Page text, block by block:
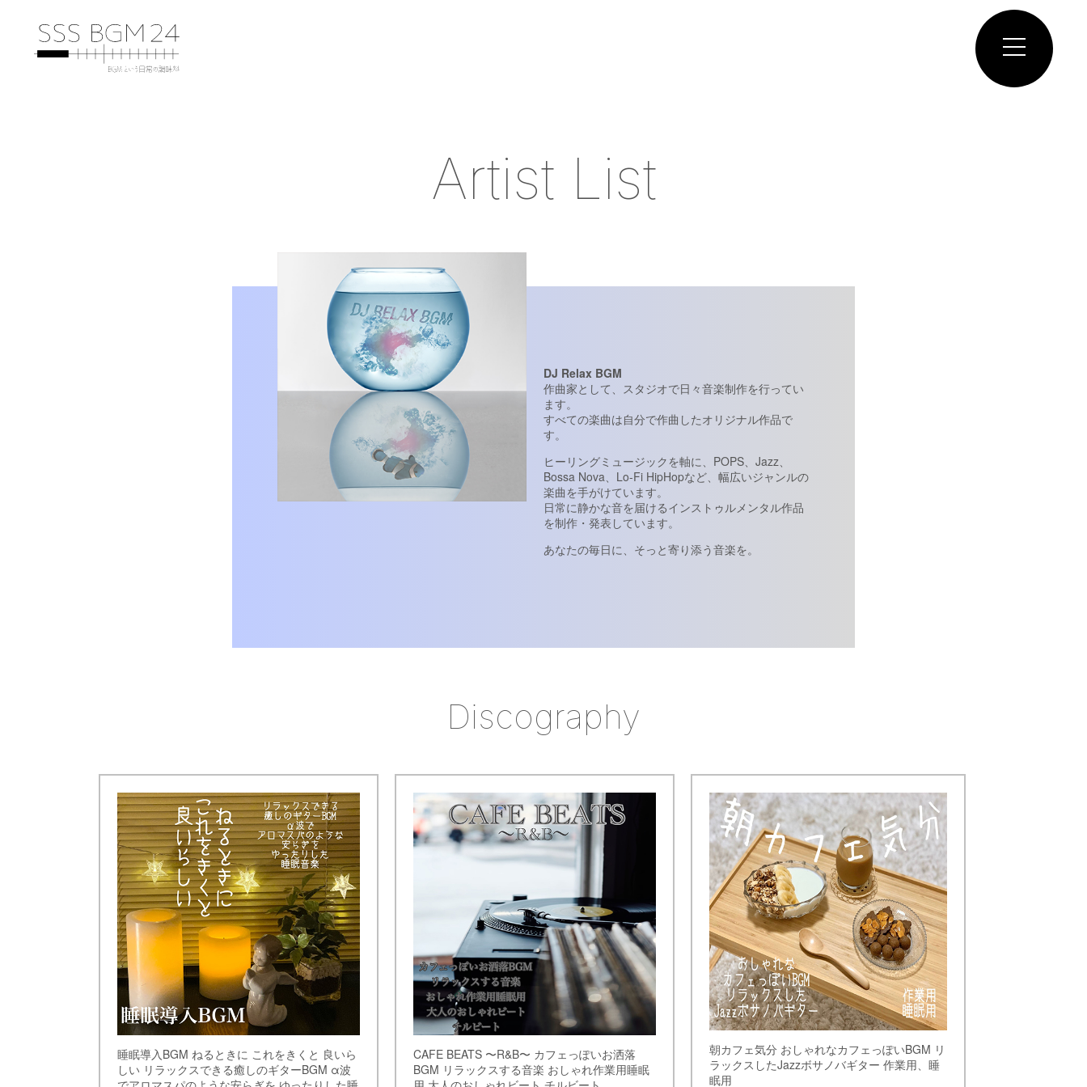
Artist List
DJ Relax BGM
作曲家として、スタジオで日々音楽制作を行ってい
ます。
すべての楽曲は自分で作曲したオリジナル作品で
す。
ヒーリングミュージックを軸に、POPS、Jazz、
Bossa Nova、Lo-Fi HipHopなど、幅広いジャンルの
楽曲を手がけています。
日常に静かな音を届けるインストゥルメンタル作品
を制作・発表しています。
あなたの毎日に、そっと寄り添う音楽を。
Discography
睡眠導入BGM ねるときに これをきくと 良いら
しい リラックスできる癒しのギターBGM α波
CAFE BEATS 〜R&B〜 カフェっぽいお洒落
BGM リラックスする音楽 おしゃれ作業用睡眠
朝カフェ気分 おしゃれなカフェっぽいBGM リ
ラックスしたJazzボサノバギター 作業用、睡
眠用